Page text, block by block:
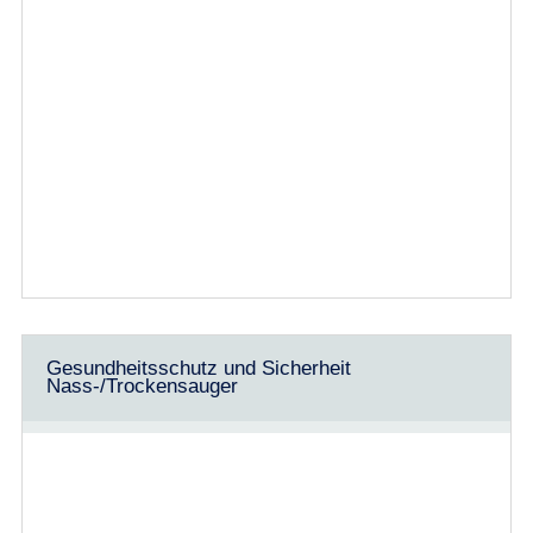
Gesundheitsschutz und Sicherheit
Nass-/Trockensauger